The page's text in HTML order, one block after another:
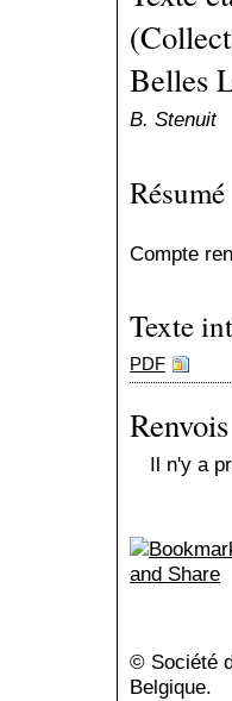
Belles
B. Stenuit
Résumé
Compte
Texte
PDF
Renvois
Il n'y a
© Société
Belgique.